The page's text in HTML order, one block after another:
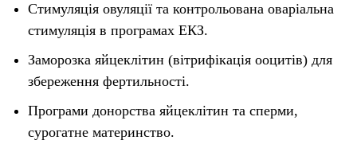
Стимуляція овуляції та контрольована оваріальна
стимуляція в програмах ЕКЗ.
Заморозка яйцеклітин (вітрифікація ооцитів) для
збереження фертильності.
Програми донорства яйцеклітин та сперми,
сурогатне материнство.